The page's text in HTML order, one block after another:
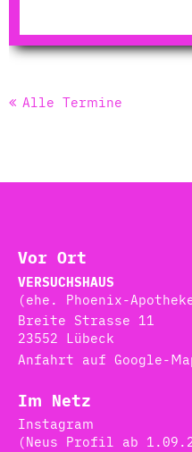
Alle Termine
Vor Ort
VERSUCHSHAUS
(ehe. Phoenix-
Breite Strasse 11
23552 Lübeck
Anfahrt auf Google-
Im Netz
Instagram
(Neus Profil ab